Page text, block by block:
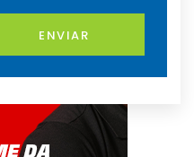
ENVIAR